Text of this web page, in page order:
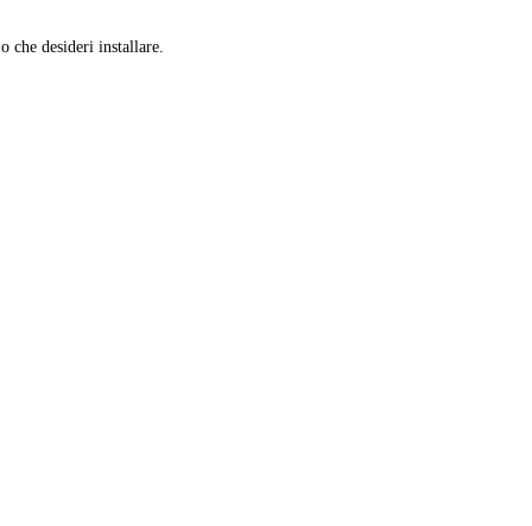
desideri installare.